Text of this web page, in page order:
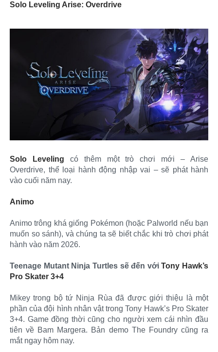
Solo Leveling Arise: Overdrive
Solo Leveling có thêm một trò chơi mới – Arise
Overdrive, thể loại hành động nhập vai – sẽ phát hành
vào cuối năm nay.
Animo
Animo trông khá giống Pokémon (hoặc Palworld nếu bạn
muốn so sánh), và chúng ta sẽ biết chắc khi trò chơi phát
hành vào năm 2026.
Teenage Mutant Ninja Turtles sẽ đến vớiTony Hawk’s
Pro Skater 3+4
Mikey trong bộ tứ Ninja Rùa đã được giới thiệu là một
phần của đội hình nhân vật trong Tony Hawk’s Pro Skater
3+4. Game đồng thời cũng cho người xem cái nhìn đầu
tiên về Bam Margera. Bản demo The Foundry cũng ra
mắt ngay hôm nay.